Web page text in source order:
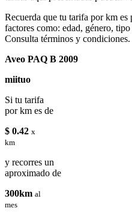
Recuerda que tu tarifa por km es
factores como: edad, género,
Consulta términos y condiciones.
Aveo PAQ B 2009
miituo
Si tu tarifa
por km es de
$ 0.42 x
km
y recorres un
aproximado de
300km al
mes